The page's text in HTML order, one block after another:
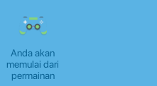
Anda akan
memulai dari
permainan